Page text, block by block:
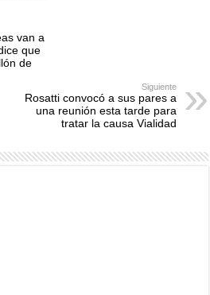
van a
que
de
Siguiente
Rosatti convocó a sus pares a
una reunión esta tarde para
tratar la causa Vialidad